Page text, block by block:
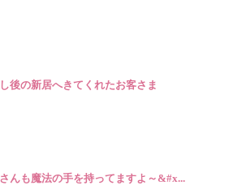
後の新居へきてくれたお客さま
んも魔法の手を持ってますよ～&#x...